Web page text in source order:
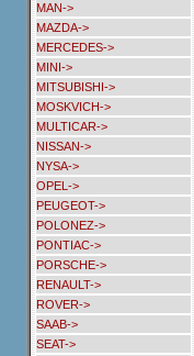
MAN->
MAZDA->
MERCEDES->
MINI->
MITSUBISHI->
MOSKVICH->
MULTICAR->
NISSAN->
NYSA->
OPEL->
PEUGEOT->
POLONEZ->
PONTIAC->
PORSCHE->
RENAULT->
ROVER->
SAAB->
SEAT->